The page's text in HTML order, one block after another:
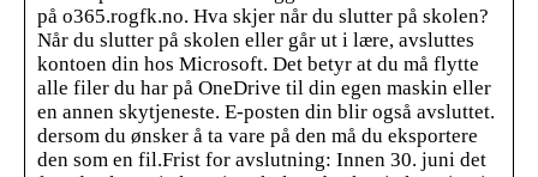
på o365.rogfk.no. Hva skjer når du slutter på skolen?
Når du slutter på skolen eller går ut i lære, avsluttes
kontoen din hos Microsoft. Det betyr at du må flytte
alle filer du har på OneDrive til din egen maskin eller
en annen skytjeneste. E-posten din blir også avsluttet.
dersom du ønsker å ta vare på den må du eksportere
den som en fil.Frist for avslutning: Innen 30. juni det